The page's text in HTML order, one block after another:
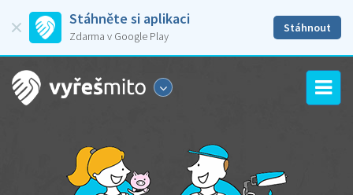
Stáhněte si aplikaci
Zdarma v Google Play
Stáhnout